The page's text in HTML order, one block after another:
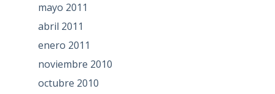
mayo 2011
abril 2011
enero 2011
noviembre 2010
octubre 2010